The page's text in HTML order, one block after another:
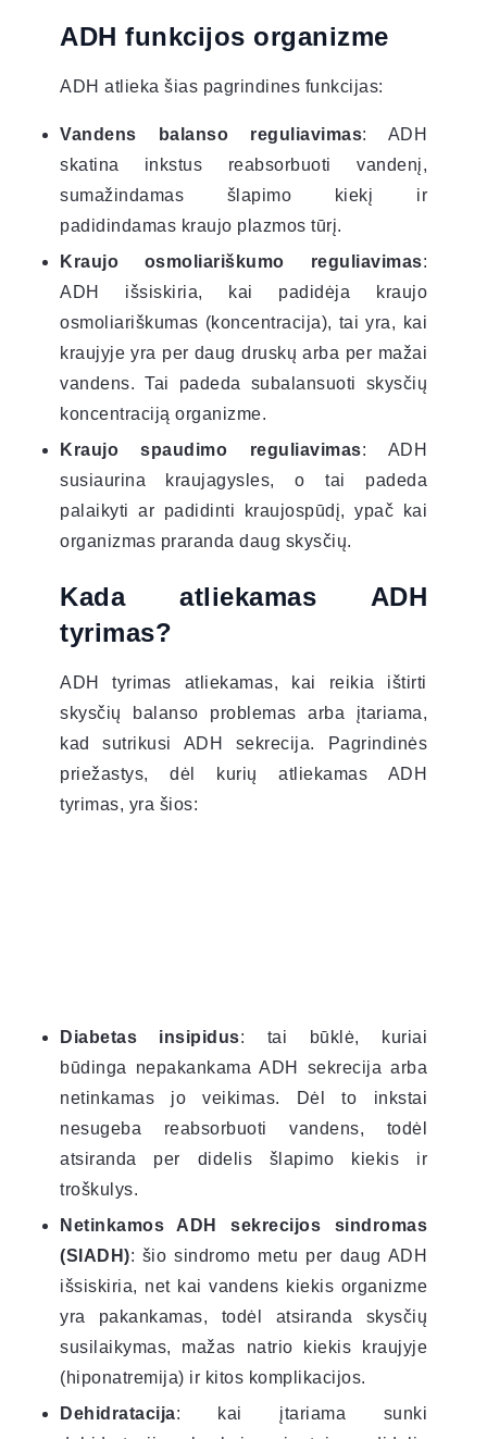
ADH funkcijos organizme
ADH atlieka šias pagrindines funkcijas:
Vandens balanso reguliavimas: ADH
skatina inkstus reabsorbuoti vandenį,
sumažindamas šlapimo kiekį ir
padidindamas kraujo plazmos tūrį.
Kraujo osmoliariškumo reguliavimas:
ADH išsiskiria, kai padidėja kraujo
osmoliariškumas (koncentracija), tai yra, kai
kraujyje yra per daug druskų arba per mažai
vandens. Tai padeda subalansuoti skysčių
koncentraciją organizme.
Kraujo spaudimo reguliavimas: ADH
susiaurina kraujagysles, o tai padeda
palaikyti ar padidinti kraujospūdį, ypač kai
organizmas praranda daug skysčių.
Kada atliekamas ADH
tyrimas?
ADH tyrimas atliekamas, kai reikia ištirti
skysčių balanso problemas arba įtariama,
kad sutrikusi ADH sekrecija. Pagrindinės
priežastys, dėl kurių atliekamas ADH
tyrimas, yra šios:
Diabetas insipidus: tai būklė, kuriai
būdinga nepakankama ADH sekrecija arba
netinkamas jo veikimas. Dėl to inkstai
nesugeba reabsorbuoti vandens, todėl
atsiranda per didelis šlapimo kiekis ir
troškulys.
Netinkamos ADH sekrecijos sindromas
(SIADH): šio sindromo metu per daug ADH
išsiskiria, net kai vandens kiekis organizme
yra pakankamas, todėl atsiranda skysčių
susilaikymas, mažas natrio kiekis kraujyje
(hiponatremija) ir kitos komplikacijos.
Dehidratacija: kai įtariama sunki